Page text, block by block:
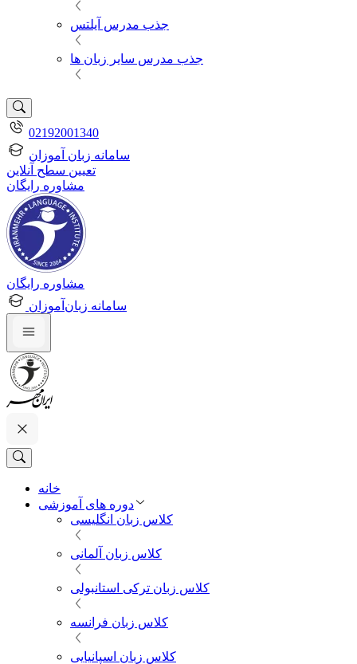
جذب مدرس آیلتس
جذب مدرس سایر زبان ها
02192001340
سامانه زبان آموزان
تعیین سطح آنلاین
مشاوره رایگان
مشاوره رایگان
سامانه زبان‌آموزان
خانه
دوره های آموزشی
کلاس زبان انگلیسی
کلاس زبان آلمانی
کلاس زبان ترکی استانبولی
کلاس زبان فرانسه
کلاس زبان اسپانیایی